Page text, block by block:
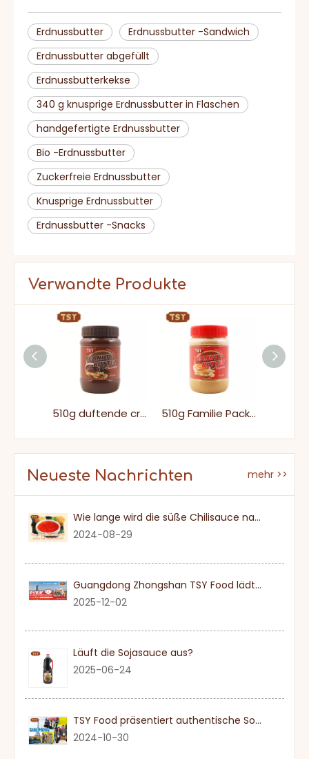
LAGERUNG:
cherer
Lagerung. Bitte
schlossen
Öffnen der
Verwendung ，
und in
coolem Ort
aufbewahren.
Zertifikat
HACCP, BRC,
IFS, Halal,
Koscher, ISO
Erdnussbutter
Erdnussbutter -Sandwich
Erdnussbutter abgefüllt
Erdnussbutterkekse
340 g knusprige Erdnussbutter in Flaschen
handgefertigte Erdnussbutter
Bio -Erdnussbutter
Zuckerfreie Erdnussbutter
Knusprige Erdnussbutter
Erdnussbutter -Snacks
Verwandte Produkte
510g duftende cremige süße Schokoladen Erdnussbutter für Toast 510g Familie Packungen niedriger Zuckerbraun knuspriger Erdnussbutter
Neueste Nachrichten mehr >>
Wie lange wird die süße Chilisauce nach einmal eröffnet?
2024-08-29
Guangdong Zhongshan TSY Food lädt Sie herzlich ein, die Dubai Gulfood Exhibition 2026 zu besuchen
2025-12-02
Läuft die Sojasauce aus?
2025-06-24
TSY Food präsentiert authentische Sojasauce auf der SIAL PARIS 2024
2024-10-30